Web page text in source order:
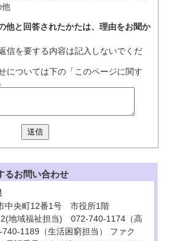
他
他と回答されたかたは、理由をお聞か
信を要する内容は記入しないでくだ
については下の「このページに関す
送信
るお問い合わせ
中央町12番1号 市役所1階
地域福祉担当) 072-740-1174（高
1189（生活困窮担当） ファク